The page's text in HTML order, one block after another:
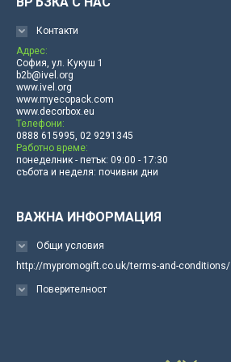
Контакти
Адрес:
София, ул. Кукуш 1
b2b@ivel.org
www.ivel.org
www.myecopack.com
www.decorbox.eu
Телефони:
0888 615995, 02 9291345
Работно време:
понеделник - петък: 09:00 - 17:30
събота и неделя: почивни дни
ВАЖНА ИНФОРМАЦИЯ
Общи условия
http://mypromogift.co.uk/terms-and-conditions/
Поверителност